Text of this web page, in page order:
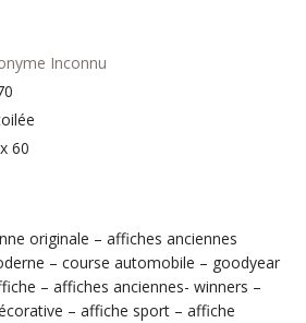
Inconnu
60
originale – affiches anciennes
– course automobile – goodyear
– affiches anciennes- winners –
– affiche sport – affiche